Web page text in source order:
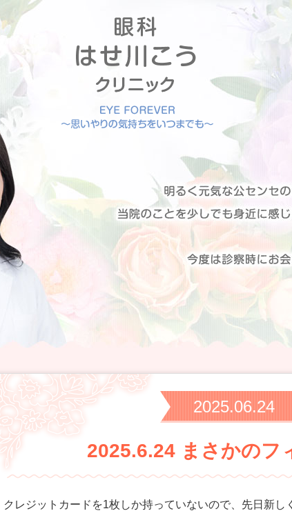
2025.06.24
2025.6.24 まさかのフ
クレジットカードを1枚しか持っていないので、先日新し